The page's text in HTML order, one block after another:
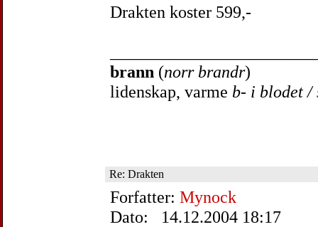
Drakten koster 599,-
brann (norr brandr)
lidenskap, varme b- i blodet /
Re: Drakten
Forfatter: Mynock
Dato: 14.12.2004 18:17